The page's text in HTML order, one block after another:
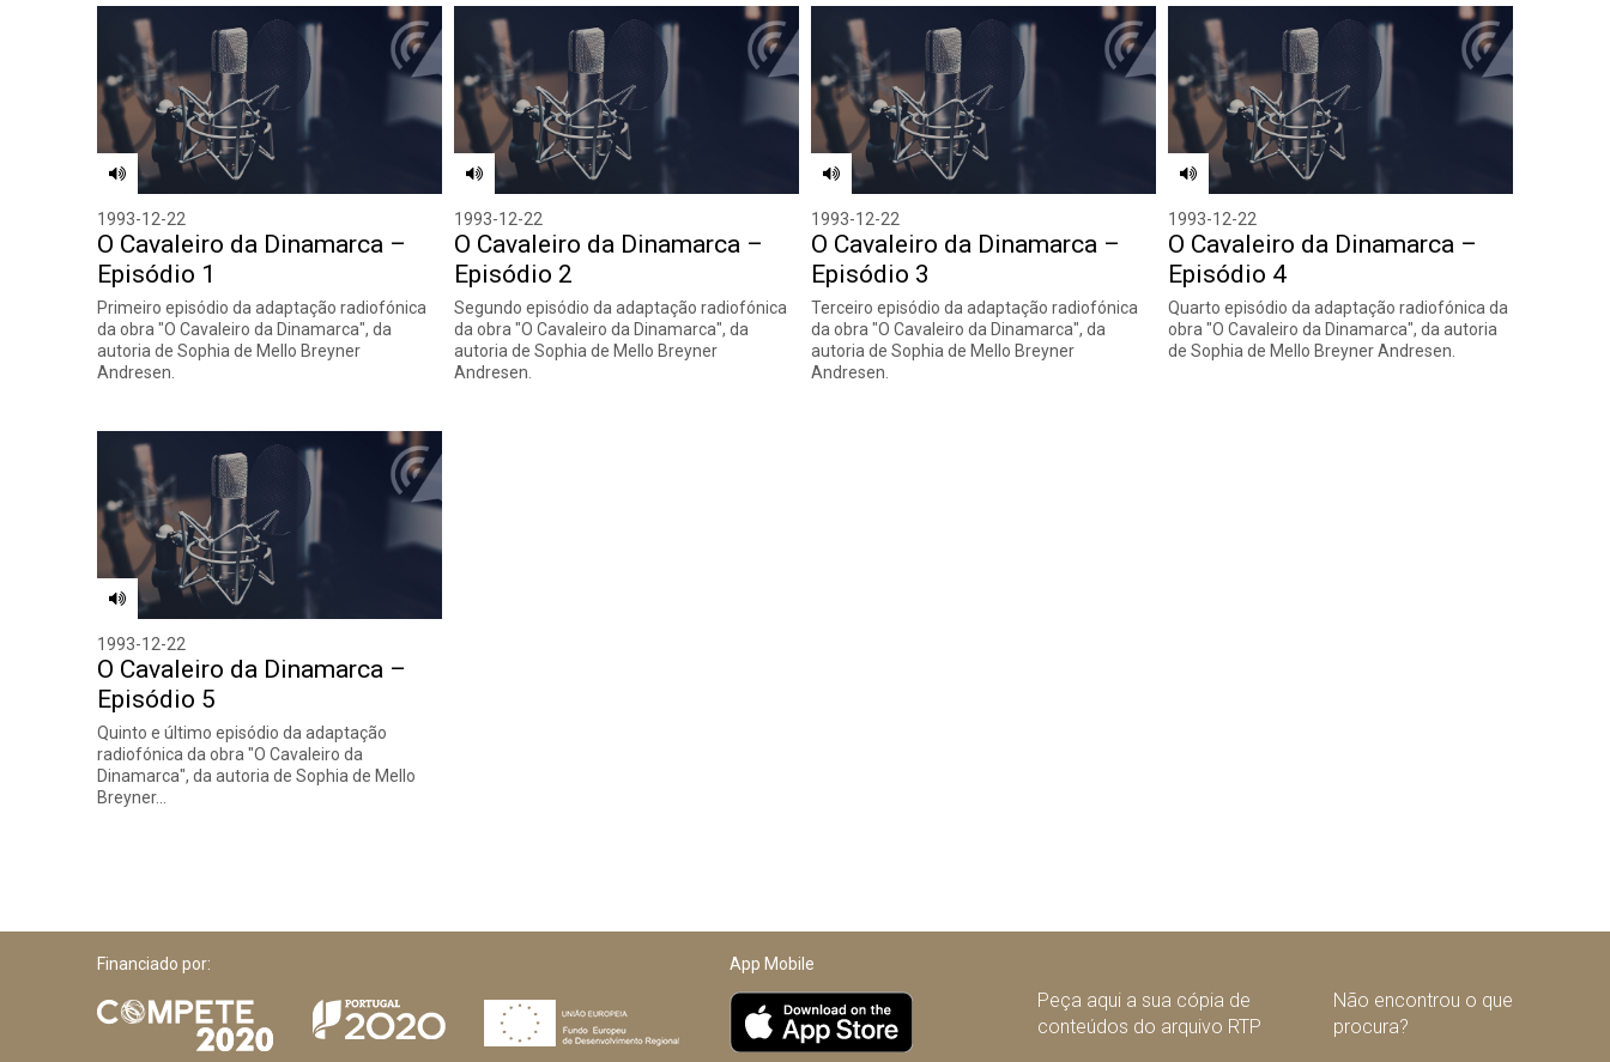
1993-12-22
O Cavaleiro da Dinamarca –
Episódio 1
Primeiro episódio da adaptação radiofónica
da obra "O Cavaleiro da Dinamarca", da
autoria de Sophia de Mello Breyner
Andresen.
1993-12-22
O Cavaleiro da Dinamarca –
Episódio 2
Segundo episódio da adaptação radiofónica
da obra "O Cavaleiro da Dinamarca", da
autoria de Sophia de Mello Breyner
Andresen.
1993-12-22
O Cavaleiro da Dinamarca –
Episódio 3
Terceiro episódio da adaptação radiofónica
da obra "O Cavaleiro da Dinamarca", da
autoria de Sophia de Mello Breyner
Andresen.
1993-12-22
O Cavaleiro da Dinamarca –
Episódio 4
Quarto episódio da adaptação radiofónica da
obra "O Cavaleiro da Dinamarca", da autoria
de Sophia de Mello Breyner Andresen.
1993-12-22
O Cavaleiro da Dinamarca –
Episódio 5
Quinto e último episódio da adaptação
radiofónica da obra "O Cavaleiro da
Dinamarca", da autoria de Sophia de Mello
Breyner…
Financiado por: App Mobile
Peça aqui a sua cópia de
conteúdos do arquivo RTP
Não encontrou o que
procura?